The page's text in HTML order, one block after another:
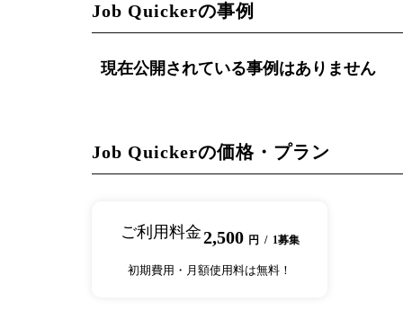
Job Quickerの事例
現在公開されている事例はありません
Job Quickerの価格・プラン
ご利用料金2,500 円 / 1募集
初期費用・月額使用料は無料！